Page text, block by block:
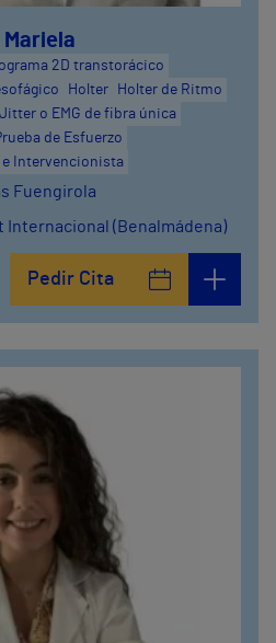
Mariela
2D transtorácico
Holter
Holter de Ritmo
Jitter o EMG de fibra única
de Esfuerzo
e Intervencionista
Fuengirola
Internacional (Benalmádena)
Pedir Cita